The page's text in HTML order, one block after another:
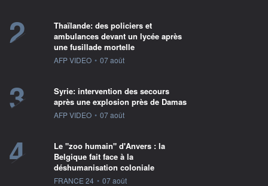
2
Thaïlande: des policiers et
ambulances devant un lycée après
une fusillade mortelle
information fournie par
AFP VIDEO • 07 août
3
Syrie: intervention des secours
après une explosion près de Damas
information fournie par
AFP VIDEO • 07 août
4
Le "zoo humain" d'Anvers : la
Belgique fait face à la
déshumanisation coloniale
information fournie par
FRANCE 24 • 07 août